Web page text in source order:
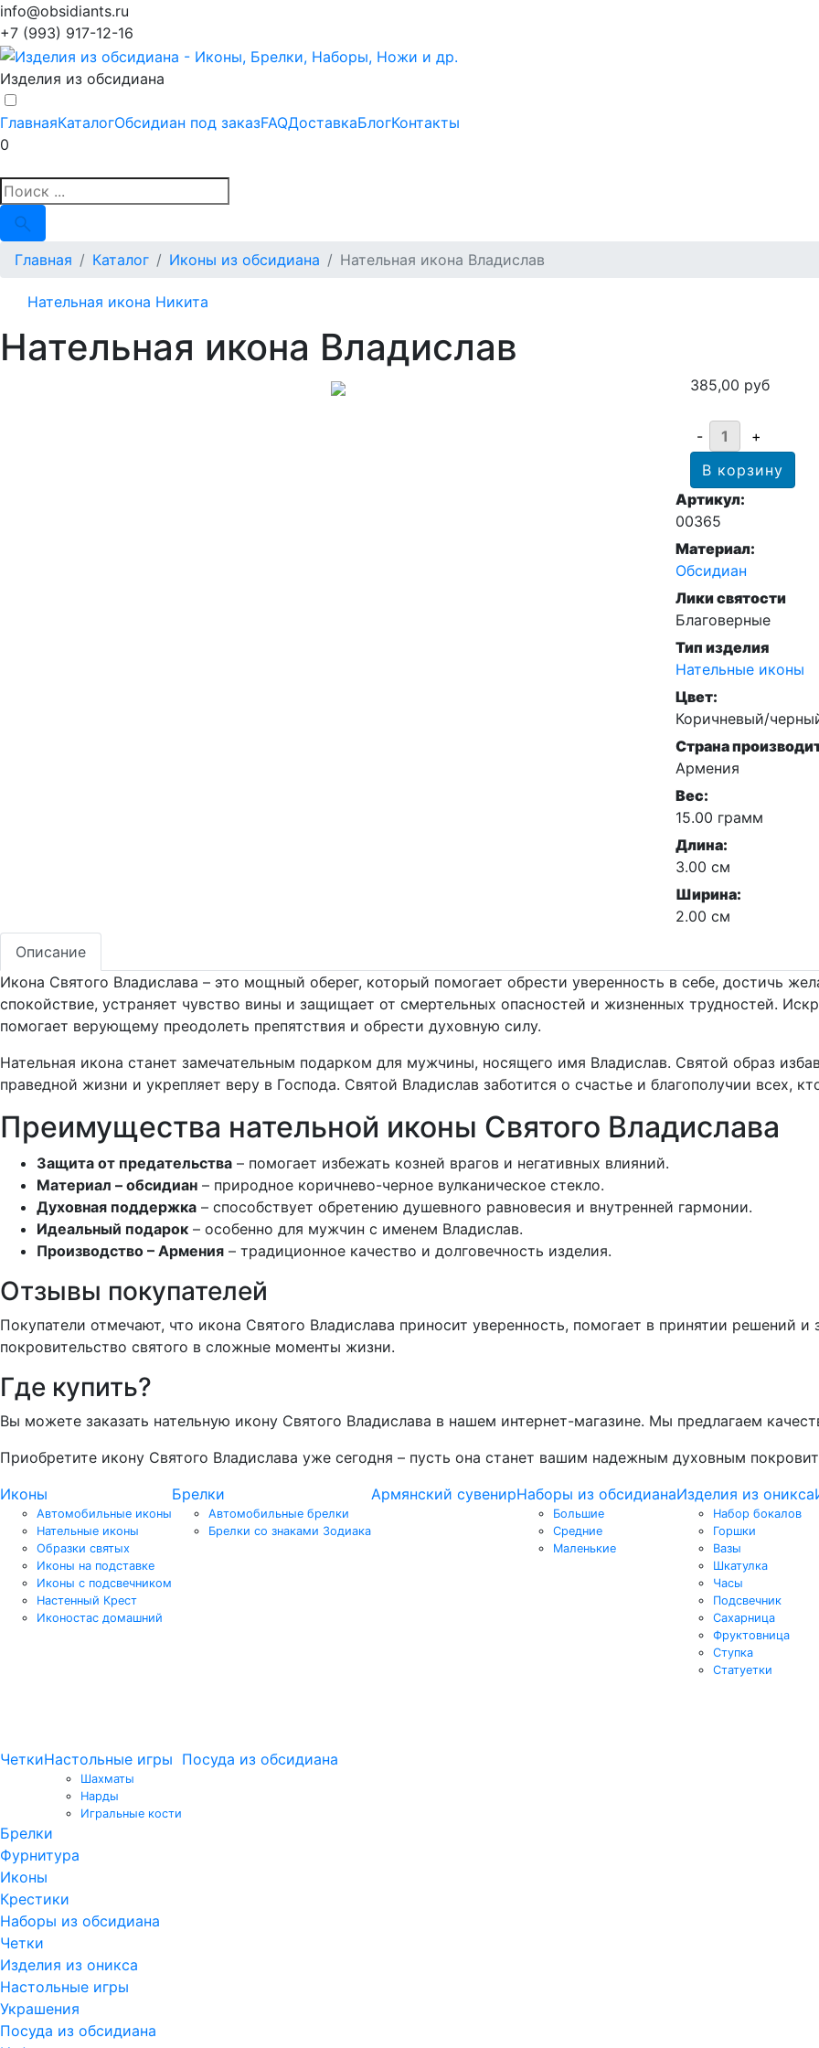
info@obsidiants.ru
+7 (993) 917-12-16
Изделия из обсидиана
ГлавнаяКаталогОбсидиан под заказFAQДоставкаБлогКонтакты
0
Главная Каталог Иконы из обсидиана Нательная икона Владислав
Нательная икона Никита
Нательная икона Владислав
385,00 руб
Артикул:
00365
Материал:
Обсидиан
Лики святости
Благоверные
Тип изделия
Нательные иконы
Цвет:
Коричневый/
Страна
Армения
Вес:
15.00 грамм
Длина:
3.00 см
Ширина:
2.00 см
Описание
Икона Святого Владислава – это мощный оберег, который помогает обрести уверенность в себе, достичь
спокойствие, устраняет чувство вины и защищает от смертельных опасностей и жизненных трудностей.
помогает верующему преодолеть препятствия и обрести духовную силу.
Нательная икона станет замечательным подарком для мужчины, носящего имя Владислав. Святой образ
праведной жизни и укрепляет веру в Господа. Святой Владислав заботится о счастье и благополучии всех,
Преимущества нательной иконы Святого Владислава
Защита от предательства – помогает избежать козней врагов и негативных влияний.
Материал – обсидиан – природное коричнево-черное вулканическое стекло.
Духовная поддержка – способствует обретению душевного равновесия и внутренней гармонии.
Идеальный подарок – особенно для мужчин с именем Владислав.
Производство – Армения – традиционное качество и долговечность изделия.
Отзывы покупателей
Покупатели отмечают, что икона Святого Владислава приносит уверенность, помогает в принятии
покровительство святого в сложные моменты жизни.
Где купить?
Вы можете заказать нательную икону Святого Владислава в нашем интернет-магазине. Мы предлагаем
Приобретите икону Святого Владислава уже сегодня – пусть она станет вашим надежным духовным
Иконы
Автомобильные иконы
Нательные иконы
Образки святых
Иконы на подставке
Иконы с подсвечником
Настенный Крест
Иконостас домашний
Брелки
Автомобильные брелки
Брелки со знаками Зодиака
Армянский сувенирНаборы из обсидиана
Большие
Средние
Маленькие
Изделия из оникса
Набор бокалов
Горшки
Вазы
Шкатулка
Часы
Подсвечник
Сахарница
Фруктовница
Ступка
Статуетки
ЧеткиНастольные игры
Шахматы
Нарды
Игральные кости
Посуда из обсидиана
Брелки
Фурнитура
Иконы
Крестики
Наборы из обсидиана
Четки
Изделия из оникса
Настольные игры
Украшения
Посуда из обсидиана